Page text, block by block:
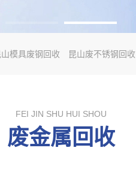
山模具废钢回收 昆山废不锈钢回收
FEI JIN SHU HUI SHOU
废金属回收